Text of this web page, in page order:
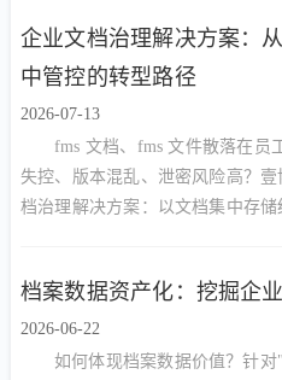
企业文档治理解决方案：
中管控的转型路径
2026-07-13
fms 文档、fms 文件散落在员
失控、版本混乱、泄密风险高？
档治理解决方案：以文档集中存
档案数据资产化：挖掘企
2026-06-22
如何体现档案数据价值？针